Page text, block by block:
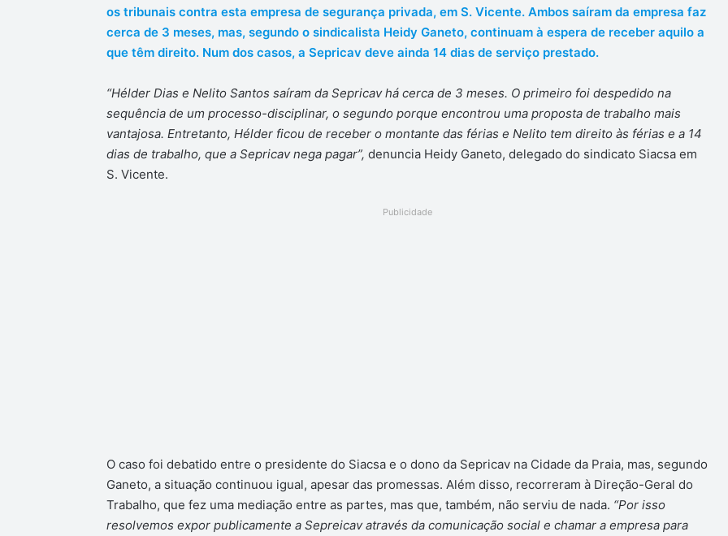
os tribunais contra esta empresa de segurança privada, em S. Vicente. Ambos saíram da empresa faz
cerca de 3 meses, mas, segundo o sindicalista Heidy Ganeto, continuam à espera de receber aquilo a
que têm direito. Num dos casos, a Sepricav deve ainda 14 dias de serviço prestado.
“Hélder Dias e Nelito Santos saíram da Sepricav há cerca de 3 meses. O primeiro foi despedido na
sequência de um processo-disciplinar, o segundo porque encontrou uma proposta de trabalho mais
vantajosa. Entretanto, Hélder ficou de receber o montante das férias e Nelito tem direito às férias e a 14
dias de trabalho, que a Sepricav nega pagar”, denuncia Heidy Ganeto, delegado do sindicato Siacsa em
S. Vicente.
Publicidade
O caso foi debatido entre o presidente do Siacsa e o dono da Sepricav na Cidade da Praia, mas, segundo
Ganeto, a situação continuou igual, apesar das promessas. Além disso, recorreram à Direção-Geral do
Trabalho, que fez uma mediação entre as partes, mas que, também, não serviu de nada. “Por isso
resolvemos expor publicamente a Sepreicav através da comunicação social e chamar a empresa para